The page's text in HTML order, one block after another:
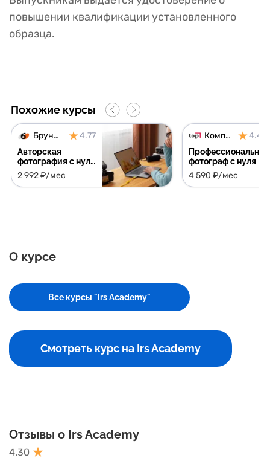
повышении квалификации установленного
образца.
Похожие курсы
Бруноям 4.77
Авторская
фотография с нуля
+ 3 курса в
подарок
2 992 ₽/мес
Компьютерная Академия ТОП 4.46
фотограф с нуля
4 590 ₽/мес
О курсе
Все курсы "Irs Academy"
Смотреть курс на Irs Academy
Отзывы о Irs Academy
4.30